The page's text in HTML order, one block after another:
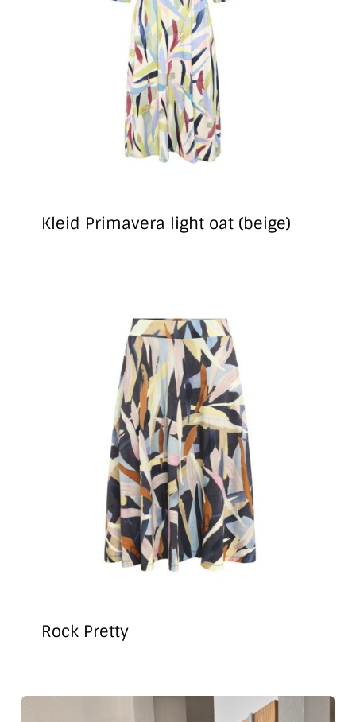
Kleid Primavera light oat (beige)
Rock Pretty